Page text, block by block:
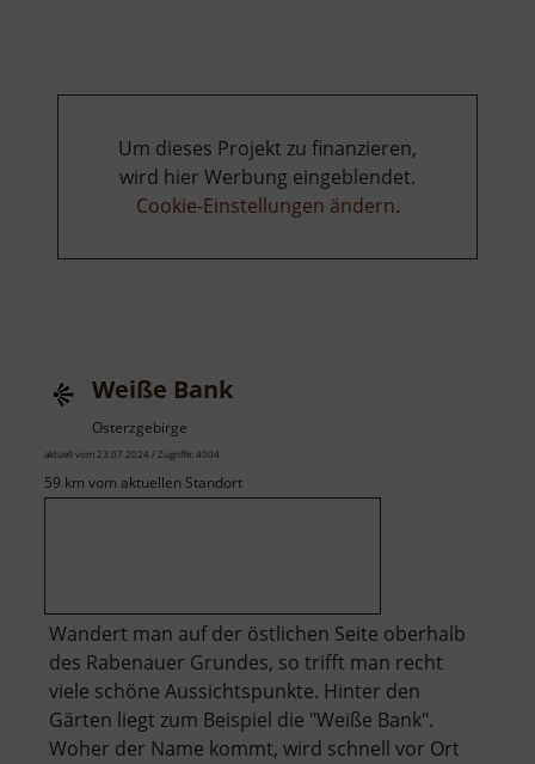
Um dieses Projekt zu finanzieren,
wird hier Werbung eingeblendet.
Cookie-Einstellungen ändern.
Weiße Bank
Osterzgebirge
aktuell vom 23.07.2024 / Zugriffe: 4004
59 km vom aktuellen Standort
Wandert man auf der östlichen Seite oberhalb
des Rabenauer Grundes, so trifft man recht
viele schöne Aussichtspunkte. Hinter den
Gärten liegt zum Beispiel die "Weiße Bank".
Woher der Name kommt, wird schnell vor Ort